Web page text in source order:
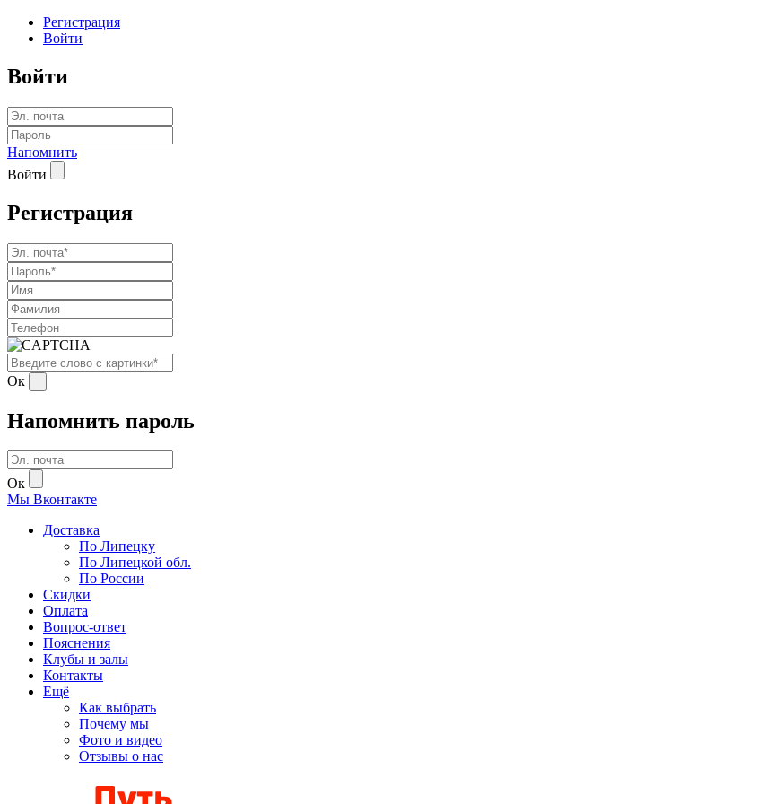
Регистрация
Войти
Войти
Напомнить
Войти
Регистрация
Ок
Напомнить пароль
Ок
Мы Вконтакте
Доставка
По Липецку
По Липецкой обл.
По России
Скидки
Оплата
Вопрос-ответ
Пояснения
Клубы и залы
Контакты
Ещё
Как выбрать
Почему мы
Фото и видео
Отзывы о нас